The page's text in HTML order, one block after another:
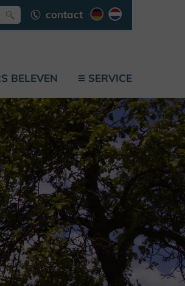
contact
BELEVEN SERVICE